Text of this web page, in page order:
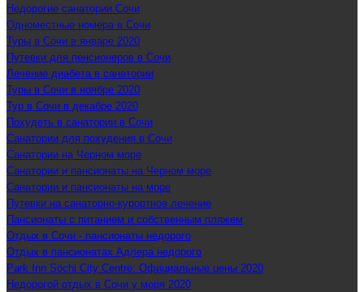
Недорогие санатории Сочи
Одноместные номера в Сочи
Туры в Сочи в январе 2020
Путевки для пенсионеров в Сочи
Лечение диабета в санатории
Туры в Сочи в ноябре 2020
Тур в Сочи в декабре 2020
Похудеть в санатории в Сочи
Санатории для похудения в Сочи
Санатории на Черном море
Санатории и пансионаты на Черном море
Санатории и пансионаты на море
Путевки на санаторно-курортное лечение
Пансионаты с питанием и собственным пляжем
Отдых в Сочи - пансионаты недорого
Отдых в пансионатах Адлера недорого
Park Inn Sochi City Centre: Официальные цены 2020
Недорогой отдых в Сочи у моря 2020